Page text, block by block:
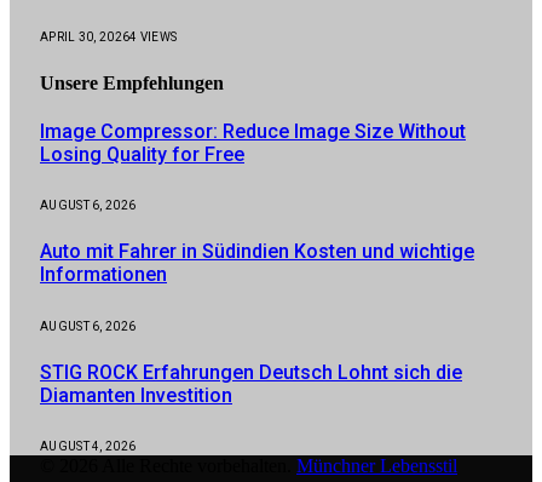
APRIL 30, 20264 VIEWS
Unsere Empfehlungen
Image Compressor: Reduce Image Size Without
Losing Quality for Free
AUGUST 6, 2026
Auto mit Fahrer in Südindien Kosten und wichtige
Informationen
AUGUST 6, 2026
STIG ROCK Erfahrungen Deutsch Lohnt sich die
Diamanten Investition
AUGUST 4, 2026
Münchner Lebensstil